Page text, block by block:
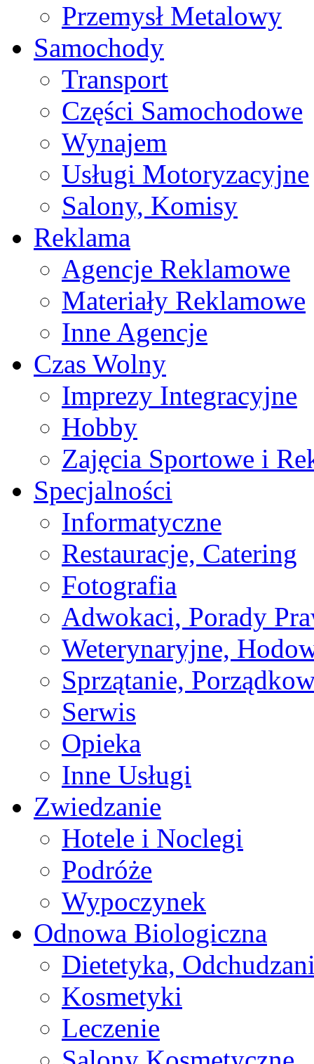
Przemysł Metalowy
Samochody
Transport
Części Samochodowe
Wynajem
Usługi Motoryzacyjne
Salony, Komisy
Reklama
Agencje Reklamowe
Materiały Reklamowe
Inne Agencje
Czas Wolny
Imprezy Integracyjne
Hobby
Zajęcia Sportowe i
Specjalności
Informatyczne
Restauracje, Catering
Fotografia
Adwokaci, Porady
Weterynaryjne,
Sprzątanie,
Serwis
Opieka
Inne Usługi
Zwiedzanie
Hotele i Noclegi
Podróże
Wypoczynek
Odnowa Biologiczna
Dietetyka,
Kosmetyki
Leczenie